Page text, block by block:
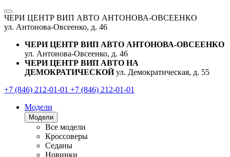
ЧЕРИ ЦЕНТР ВИП АВТО АНТОНОВА-ОВСЕЕНКО
ул. Антонова-Овсеенко, д. 46
ЧЕРИ ЦЕНТР ВИП АВТО АНТОНОВА-ОВСЕЕНКО
ул. Антонова-Овсеенко, д. 46
ЧЕРИ ЦЕНТР ВИП АВТО НА
ДЕМОКРАТИЧЕСКОЙ ул. Демократическая, д. 55
+7 (846) 212-01-01 +7 (846) 212-01-01
Модели
Модели
Все модели
Кроссоверы
Седаны
Новинки